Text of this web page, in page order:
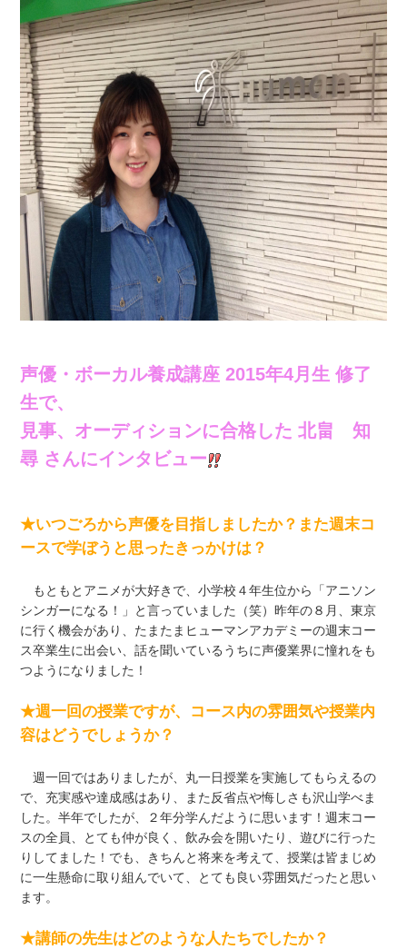
声優・ボーカル養成講座 2015年4月生 修了
生で、
見事、オーディションに合格した 北畠 知
尋 さんにインタビュー
★いつごろから声優を目指しましたか？また週末コ
ースで学ぼうと思ったきっかけは？
もともとアニメが大好きで、小学校４年生位から「アニソン
シンガーになる！」と言っていました（笑）昨年の８月、東京
に行く機会があり、たまたまヒューマンアカデミーの週末コー
ス卒業生に出会い、話を聞いているうちに声優業界に憧れをも
つようになりました！
★週一回の授業ですが、コース内の雰囲気や授業内
容はどうでしょうか？
週一回ではありましたが、丸一日授業を実施してもらえるの
で、充実感や達成感はあり、また反省点や悔しさも沢山学べま
した。半年でしたが、２年分学んだように思います！週末コー
スの全員、とても仲が良く、飲み会を開いたり、遊びに行った
りしてました！でも、きちんと将来を考えて、授業は皆まじめ
に一生懸命に取り組んでいて、とても良い雰囲気だったと思い
ます。
★講師の先生はどのような人たちでしたか？